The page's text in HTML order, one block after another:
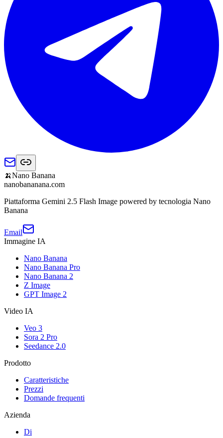
🍌Nano Banana
nanobananana.com
Piattaforma Gemini 2.5 Flash Image powered by tecnologia Nano
Banana
Email
Immagine IA
Nano Banana
Nano Banana Pro
Nano Banana 2
Z Image
GPT Image 2
Video IA
Veo 3
Sora 2 Pro
Seedance 2.0
Prodotto
Caratteristiche
Prezzi
Domande frequenti
Azienda
Di